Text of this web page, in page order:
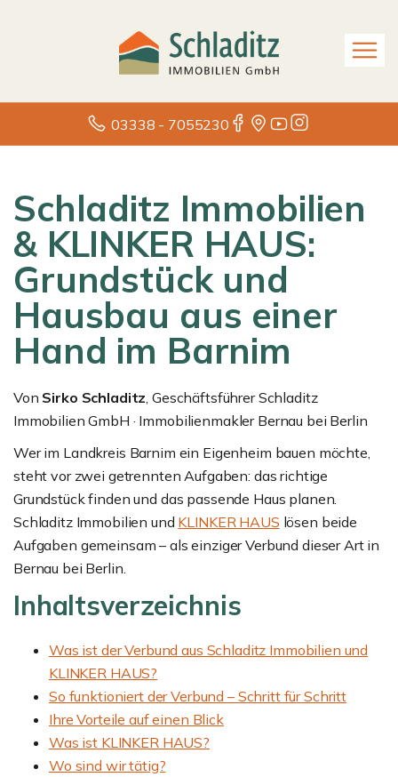
03338 - 7055230
Schladitz Immobilien
& KLINKER HAUS:
Grundstück und
Hausbau aus einer
Hand im Barnim
Von Sirko Schladitz, Geschäftsführer Schladitz
Immobilien GmbH · Immobilienmakler Bernau bei Berlin
Wer im Landkreis Barnim ein Eigenheim bauen möchte,
steht vor zwei getrennten Aufgaben: das richtige
Grundstück finden und das passende Haus planen.
Schladitz Immobilien und KLINKER HAUS lösen beide
Aufgaben gemeinsam – als einziger Verbund dieser Art in
Bernau bei Berlin.
Inhaltsverzeichnis
Was ist der Verbund aus Schladitz Immobilien und
KLINKER HAUS?
So funktioniert der Verbund – Schritt für Schritt
Ihre Vorteile auf einen Blick
Was ist KLINKER HAUS?
Wo sind wir tätig?